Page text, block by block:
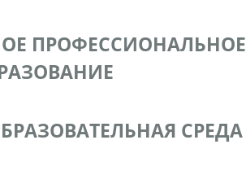
ПРОФЕССИОНАЛЬНОЕ
СРЕДА